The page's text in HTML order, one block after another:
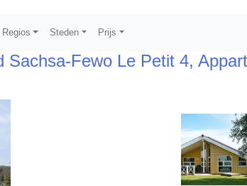
Regios Steden Prijs
Fewo Le Petit 4,